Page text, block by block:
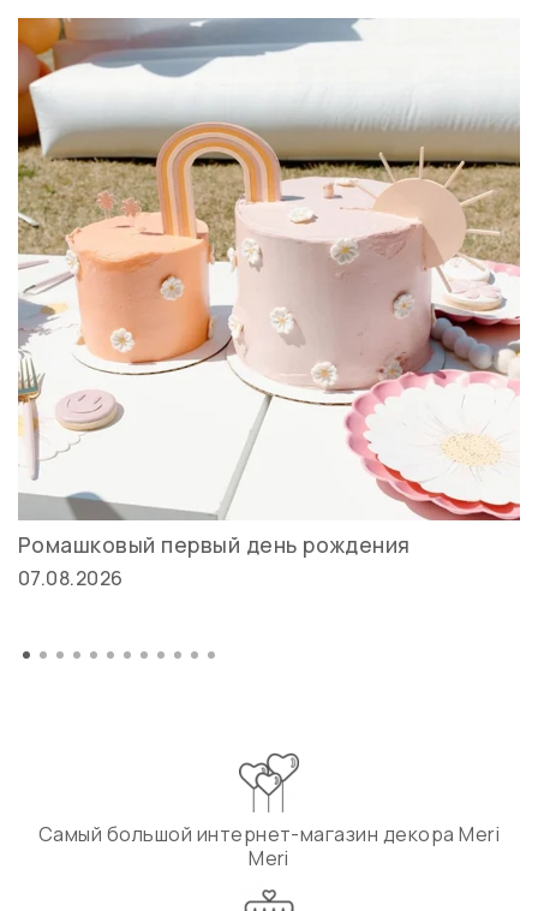
Ромашковый первый день рождения
07.08.2026
Самый большой интернет-магазин декора Meri
Meri